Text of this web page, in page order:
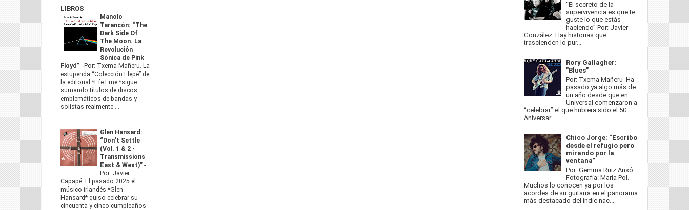
LIBROS
Manolo
Tarancón: “The
Dark Side Of
The Moon. La
Revolución
Sónica de Pink
Floyd” - Por: Txema Mañeru. La
estupenda “Colección Elepé” de
la editorial *Efe Eme *sigue
sumando títulos de discos
emblemáticos de bandas y
solistas realmente ...
Glen Hansard:
“Don't Settle
(Vol. 1 & 2 -
Transmissions
East & West)” -
Por: Javier
Capapé. El pasado 2025 el
músico irlandés *Glen
Hansard* quiso celebrar su
cincuenta y cinco cumpleaños
“El secreto de la
supervivencia es que te
guste lo que estás
haciendo” Por: Javier
González Hay historias que
trascienden lo pur...
Rory Gallagher:
"Blues"
Por: Txema Mañeru Ha
pasado ya algo más de
un año desde que en
Universal comenzaron a
“celebrar” el que hubiera sido el 50
Aniversar...
Chico Jorge: “Escribo
desde el refugio pero
mirando por la
ventana”
Por: Gemma Ruiz Ansó.
Fotografía: María Pol.
Muchos lo conocen ya por los
acordes de su guitarra en el panorama
más destacado del indie nac...